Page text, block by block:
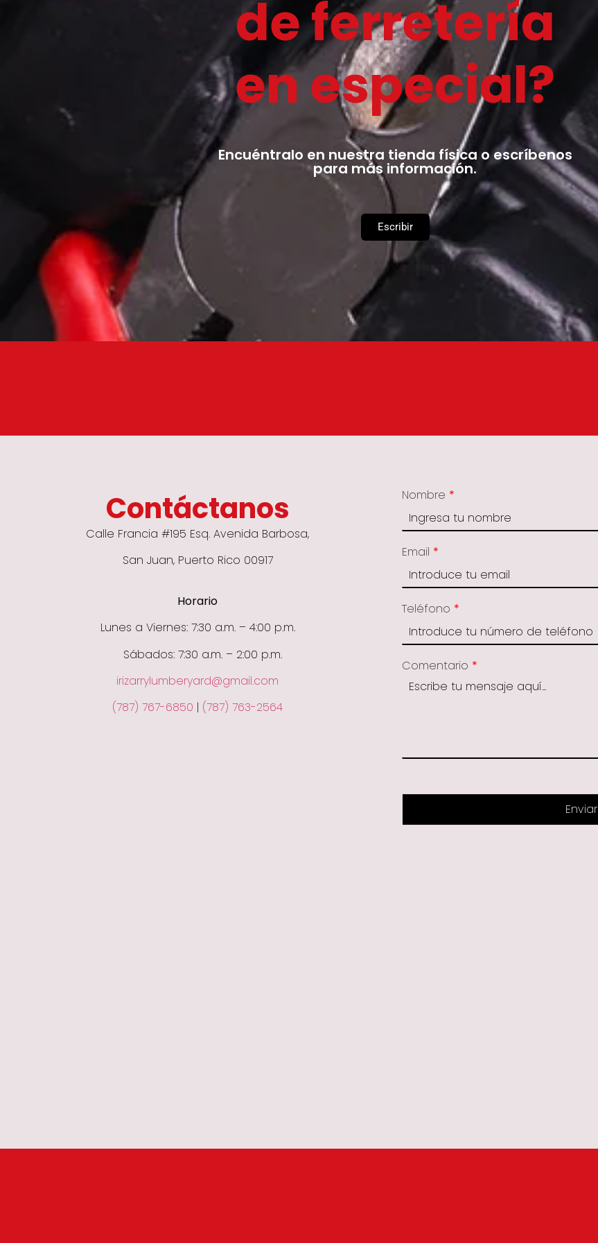
de ferretería
en especial?
Encuéntralo en nuestra tienda física o escríbenos
para más información.
Escribir
Contáctanos
Calle Francia #195 Esq. Avenida Barbosa,
San Juan, Puerto Rico 00917
Horario
Lunes a Viernes: 7:30 a.m. – 4:00 p.m.
Sábados: 7:30 a.m. – 2:00 p.m.
irizarrylumberyard@gmail.com
(787) 767-6850 | (787) 763-2564
Nombre *
Email *
Teléfono *
Comentario *
Enviar